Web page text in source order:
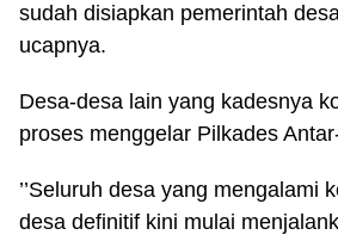
sudah disiapkan pemerintah desa
ucapnya.
Desa-desa lain yang kadesnya
proses menggelar Pilkades
’’Seluruh desa yang mengalami
desa definitif kini mulai